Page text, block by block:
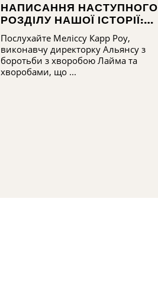
НАПИСАННЯ НАСТУПНОГО
РОЗДІЛУ НАШОЇ ІСТОРІЇ:
ШЛЯХ ДО РОЗБУДОВИ
ПОТЕНЦІАЛУ АЛЬЯНСУ З
БОРОТЬБИ З ХВОРОБОЮ
ЛАЙМА ТА ХВОРОБАМИ,
ЩО ПЕРЕДАЮТЬСЯ
Послухайте Меліссу Карр Роу,
виконавчу директорку Альянсу з
боротьби з хворобою Лайма та
хворобами, що ...